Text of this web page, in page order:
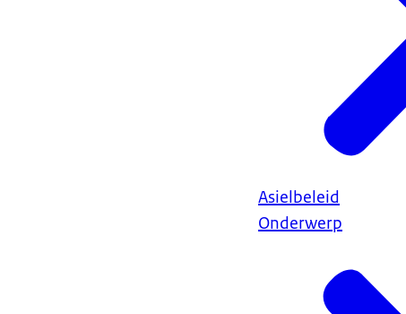
Asielbeleid
Onderwerp